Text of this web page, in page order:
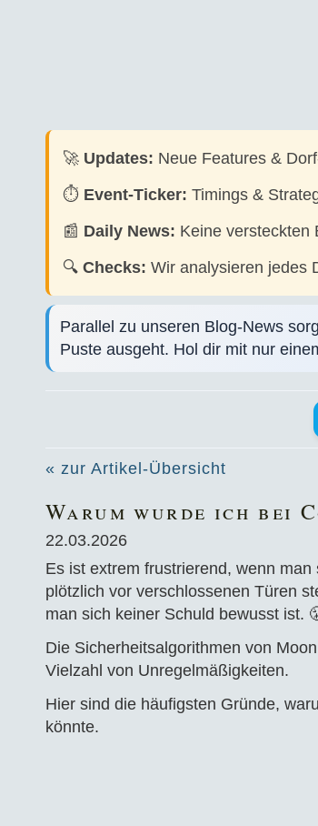
🚀 Updates: Neue Features &
⏱️ Event-Ticker: Timings &
📰 Daily News: Keine versteckten
🔍 Checks: Wir analysieren jedes
Parallel zu unseren Blog-News
Puste ausgeht. Hol dir mit nur
« zur Artikel-Übersicht
Warum wurde ich bei
22.03.2026
Es ist extrem frustrierend, wenn
plötzlich vor verschlossenen Türen
man sich keiner Schuld bewusst ist.
Die Sicherheitsalgorithmen von
Vielzahl von Unregelmäßigkeiten.
Hier sind die häufigsten Gründe,
könnte.